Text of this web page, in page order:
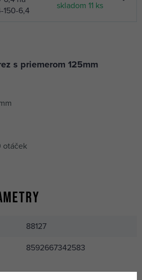
150-6,4
skladom 11 ks
CZ kotúč
na
s priemerom 125mm
otáček
88127
8592667342583